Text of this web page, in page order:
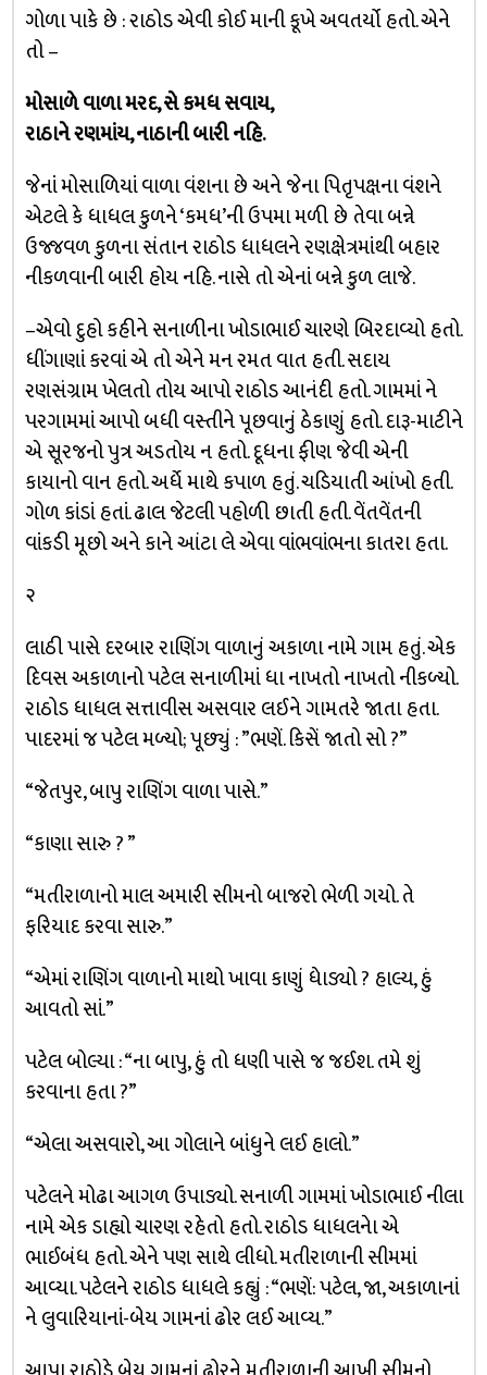
ગોળા પાકે છે : રાઠોડ એવી કોઈ માની કૂખે અવતર્યો હતો. એને
તો –
મોસાળે વાળા મરદ, સે કમધ સવાય,
રાઠાને રણમાંય, નાઠાની બારી નહિ.
જેનાં મોસાળિયાં વાળા વંશના છે અને જેના પિતૃપક્ષના વંશને
એટલે કે ધાધલ કુળને ‘કમધ’ની ઉપમા મળી છે તેવા બન્ને
ઉજ્જવળ કુળના સંતાન રાઠોડ ધાધલને રણક્ષેત્રમાંથી બહાર
નીકળવાની બારી હોય નહિ. નાસે તો એનાં બન્ને કુળ લાજે.
–એવો દુહો કહીને સનાળીના ખોડાભાઈ ચારણે બિરદાવ્યો હતો.
ધીંગાણાં કરવાં એ તો એને મન રમત વાત હતી. સદાય
રણસંગ્રામ ખેલતો તોય આપો રાઠોડ આનંદી હતો. ગામમાં ને
પરગામમાં આપો બધી વસ્તીને પૂછવાનું ઠેકાણું હતો. દારૂ-માટીને
એ સૂરજનો પુત્ર અડતોય ન હતો. દૂધના ફીણ જેવી એની
કાયાનો વાન હતો. અર્ધે માથે કપાળ હતું. ચડિયાતી આંખો હતી.
ગોળ કાંડાં હતાં. ઢાલ જેટલી પહોળી છાતી હતી. વેંતવેંતની
વાંકડી મૂછો અને કાને આંટા લે એવા વાંભવાંભના કાતરા હતા.
૨
લાઠી પાસે દરબાર રાણિંગ વાળાનું અકાળા નામે ગામ હતું. એક
દિવસ અકાળાનો પટેલ સનાળીમાં ધા નાખતો નાખતો નીકળ્યો.
રાઠોડ ધાધલ સત્તાવીસ અસવાર લઈને ગામતરે જાતા હતા.
પાદરમાં જ પટેલ મળ્યો; પૂછ્યું : ”ભણેં. કિસેં જાતો સો ?”
“જેતપુર, બાપુ રાણિંગ વાળા પાસે.”
“કાણા સારુ ? ”
“મતીરાળાનો માલ અમારી સીમનો બાજરો ભેળી ગયો. તે
ફરિયાદ કરવા સારુ.”
“એમાં રાણિંગ વાળાનો માથો ખાવા કાણું ધેાડ્યો ? હાલ્ય, હું
આવતો સાં.”
પટેલ બોલ્યા : “ના બાપુ, હું તો ધણી પાસે જ જઈશ. તમે શું
કરવાના હતા ?”
“એલા અસવારો, આ ગોલાને બાંધુને લઈ હાલો.”
પટેલને મોઢા આગળ ઉપાડ્યો. સનાળી ગામમાં ખોડાભાઈ નીલા
નામે એક ડાહ્યો ચારણ રહેતો હતો. રાઠોડ ધાધલનેા એ
ભાઈબંધ હતો. એને પણ સાથે લીધો. મતીરાળાની સીમમાં
આવ્યા. પટેલને રાઠોડ ધાધલે કહ્યું : “ભણેં: પટેલ, જા, અકાળાનાં
ને લુવારિયાનાં-બેય ગામનાં ઢોર લઈ આવ્ય.”